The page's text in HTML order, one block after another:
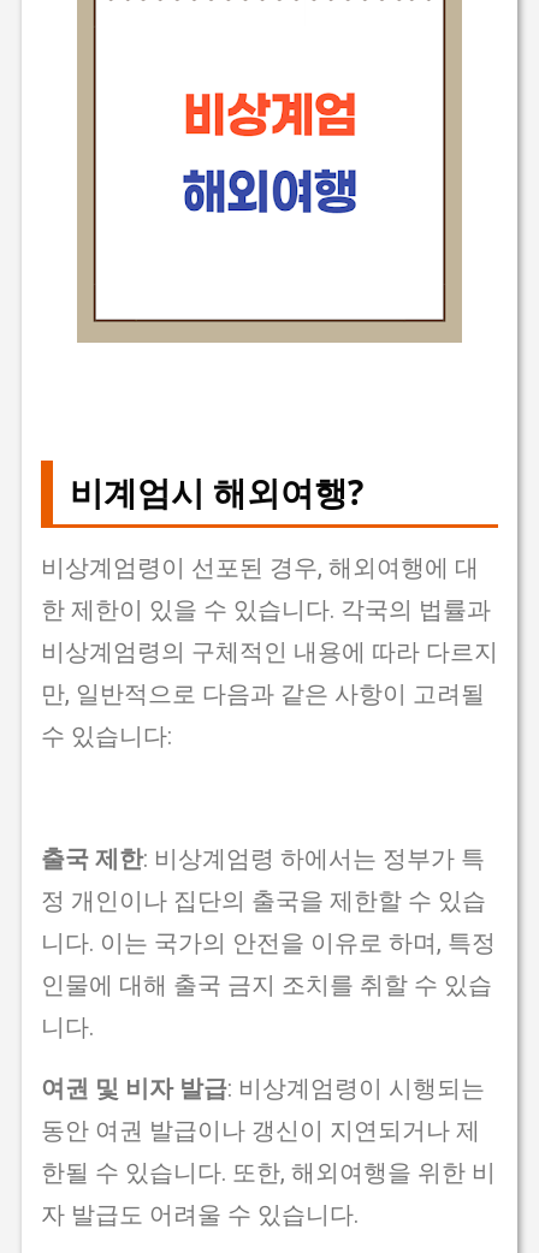
비계엄시 해외여행?
비상계엄령이 선포된 경우, 해외여행에 대
한 제한이 있을 수 있습니다. 각국의 법률과
비상계엄령의 구체적인 내용에 따라 다르지
만, 일반적으로 다음과 같은 사항이 고려될
수 있습니다:
출국 제한: 비상계엄령 하에서는 정부가 특
정 개인이나 집단의 출국을 제한할 수 있습
니다. 이는 국가의 안전을 이유로 하며, 특정
인물에 대해 출국 금지 조치를 취할 수 있습
니다.
여권 및 비자 발급: 비상계엄령이 시행되는
동안 여권 발급이나 갱신이 지연되거나 제
한될 수 있습니다. 또한, 해외여행을 위한 비
자 발급도 어려울 수 있습니다.